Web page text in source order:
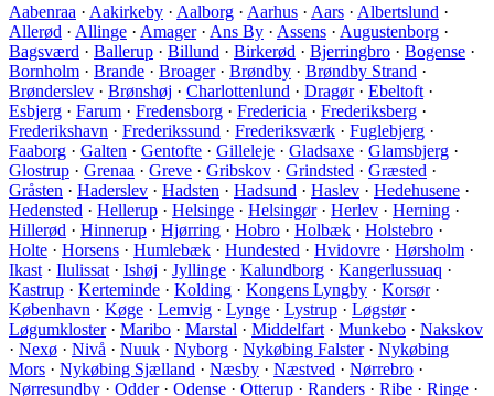
Aabenraa · Aakirkeby · Aalborg · Aarhus · Aars · Albertslund ·
Allerød · Allinge · Amager· Ans By · Assens · Augustenborg ·
Bagsværd · Ballerup · Billund · Birkerød · Bjerringbro · Bogense ·
Bornholm · Brande · Broager· Brøndby · Brøndby Strand ·
Brønderslev · Brønshøj · Charlottenlund · Dragør· Ebeltoft ·
Esbjerg · Farum · Fredensborg · Fredericia · Frederiksberg ·
Frederikshavn · Frederikssund · Frederiksværk · Fuglebjerg ·
Faaborg · Galten · Gentofte · Gilleleje · Gladsaxe · Glamsbjerg ·
Glostrup · Grenaa · Greve · Gribskov · Grindsted · Græsted ·
Gråsten · Haderslev · Hadsten · Hadsund · Haslev · Hedehusene ·
Hedensted · Hellerup · Helsinge · Helsingør· Herlev · Herning ·
Hillerød · Hinnerup · Hjørring · Hobro · Holbæk · Holstebro ·
Holte · Horsens · Humlebæk · Hundested · Hvidovre · Hørsholm ·
Ikast · Ilulissat · Ishøj · Jyllinge · Kalundborg · Kangerlussuaq ·
Kastrup · Kerteminde · Kolding · Kongens Lyngby · Korsør·
København · Køge · Lemvig · Lynge · Lystrup · Løgstør·
Løgumkloster· Maribo · Marstal · Middelfart · Munkebo · Nakskov
· Nexø · Nivå · Nuuk · Nyborg · Nykøbing Falster· Nykøbing
Mors · Nykøbing Sjælland · Næsby · Næstved · Nørrebro ·
Nørresundby · Odder· Odense · Otterup · Randers · Ribe · Ringe ·